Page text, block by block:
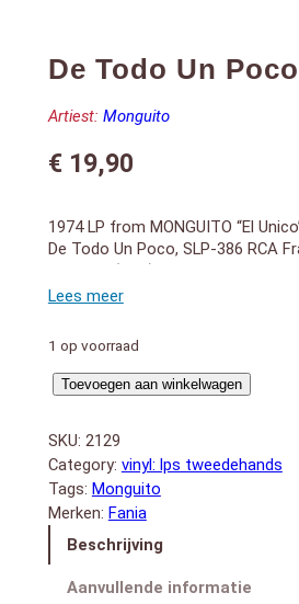
De Todo Un
Artiest: Monguito
€19,90
1974 LP from MONGUITO “El
De Todo Un Poco, SLP-386 RCA
Hand, VG(plus)
FACE A:
2. Monguito Llego (4:22)
3. Te Juro Que Te Ame (3:17)
4. Palo Mayimbe (2:42)
FACE B:
1. Donde Vas Chichi (4:15)
2. Soy Imperdonable (2:17)
3. Echale Grasa (4:22)
4. Borombon (4:43)
5. Donde Vas Muchacha (2:29)
1 op voorraad
De
Un
Poco
(LP)
aantal
Toevoegen aan winkelwagen
SKU: 2129
Category: vinyl: lps tweedehands
Tags: Monguito
Merken: Fania
Beschrijving
Aanvullende informatie